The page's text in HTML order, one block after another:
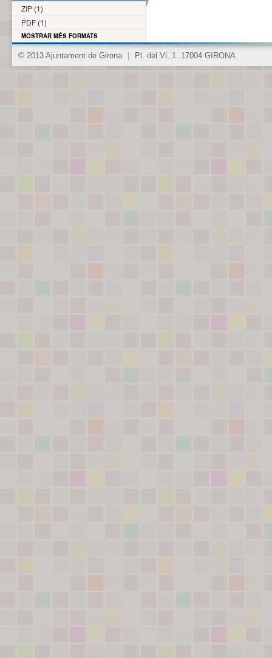
ZIP (1)
PDF (1)
MOSTRAR MÉS FORMATS
© 2013 Ajuntament de Girona Pl. del Vi, 1. 17004 GIRONA